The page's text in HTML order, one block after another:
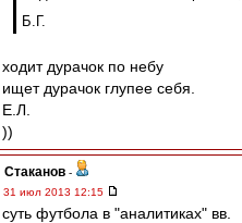
Б.Г.
ходит дурачок по небу
ищет дурачок глупее себя.
Е.Л.
))
Cтаканов -
31 июл 2013 12:15
суть футбола в "аналитиках" вв.